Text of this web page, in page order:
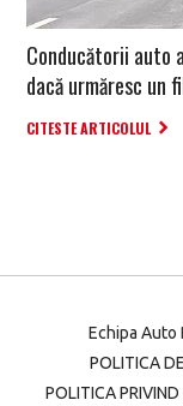
Conducătorii auto
dacă urmăresc un
CITESTE ARTICOLUL
Echipa Auto
POLITICA
POLITICA